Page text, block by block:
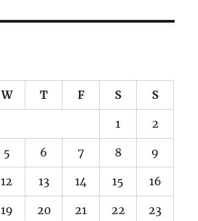
W T F S S
1 2
5 6 7 8 9
12 13 14 15 16
19 20 21 22 23